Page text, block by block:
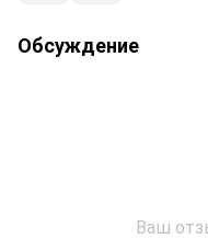
Обсуждение
Ваш